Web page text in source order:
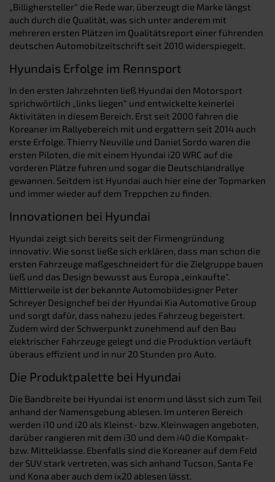
„Billighersteller“ die Rede war, überzeugt die Marke längst
auch durch die Qualität, was sich unter anderem mit
mehreren ersten Plätzen im Qualitätsreport einer führenden
deutschen Automobilzeitschrift seit 2010 widerspiegelt.
Hyundais Erfolge im Rennsport
In den ersten Jahrzehnten ließ Hyundai den Motorsport
sprichwörtlich „links liegen“ und entwickelte keinerlei
Aktivitäten in diesem Bereich. Erst seit 2000 fahren die
Koreaner im Rallyebereich mit und ergattern seit 2014 auch
erste Erfolge. Thierry Neuville und Daniel Sordo waren die
ersten Piloten, die mit einem Hyundai i20 WRC auf die
vorderen Plätze fuhren und sogar die Deutschlandrallye
gewannen. Seitdem ist Hyundai auch hier eine der Topmarken
und immer wieder auf dem Treppchen zu finden.
Innovationen bei Hyundai
Hyundai zeigt sich bereits seit der Firmengründung
innovativ. Wie sonst ließe sich erklären, dass man schon die
ersten Fahrzeuge maßgeschneidert für die Zielgruppe bauen
ließ und das Design bewusst aus Europa „einkaufte“.
Mittlerweile ist der bekannte Automobildesigner Peter
Schreyer Designchef bei der Hyundai Kia Automotive Group
und sorgt dafür, dass nahezu jedes Fahrzeug begeistert.
Zudem wird der Schwerpunkt zunehmend auf den Bau
elektrischer Fahrzeuge gelegt und die Produktion verläuft
überaus effizient und in nur 20 Stunden pro Auto.
Die Produktpalette bei Hyundai
Die Bandbreite bei Hyundai ist enorm und lässt sich zum Teil
anhand der Namensgebung ablesen. Im unteren Bereich
werden i10 und i20 als Kleinst- bzw. Kleinwagen angeboten,
darüber rangieren mit dem i30 und dem i40 die Kompakt-
bzw. Mittelklasse. Ebenfalls sind die Koreaner auf dem Feld
der SUV stark vertreten, was sich anhand Tucson, Santa Fe
und Kona aber auch dem ix20 ablesen lässt.